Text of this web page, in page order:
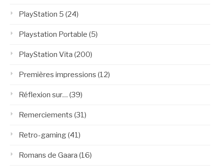
PlayStation 5 (24)
Playstation Portable (5)
PlayStation Vita (200)
Premières impressions (12)
Réflexion sur… (39)
Remerciements (31)
Retro-gaming(41)
Romans de Gaara (16)